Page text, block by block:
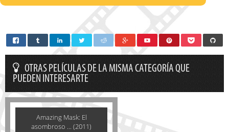
OTRAS PELÍCULAS DE LA MISMA CATEGORÍA QUE
PUEDEN INTERESARTE
Amazing Mask: El
asombroso ... (2011)